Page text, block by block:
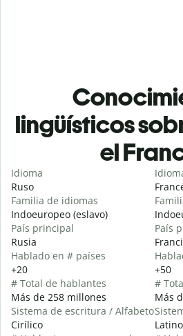
lingüísticos
el
Idioma
Ruso
Familia de idiomas
Indoeuropeo (eslavo)
País principal
Rusia
Hablado en # países
+20
# Total de hablantes
Más de 258 millones
Sistema de escritura / Alfabeto
Cirílico
País
+50
#
Más
Latino